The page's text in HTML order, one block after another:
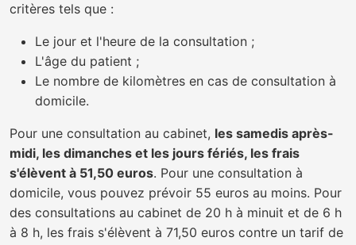
critères tels que :
Le jour et l'heure de la consultation ;
L'âge du patient ;
Le nombre de kilomètres en cas de consultation à
domicile.
Pour une consultation au cabinet, les samedis après-
midi, les dimanches et les jours fériés, les frais
s'élèvent à 51,50 euros. Pour une consultation à
domicile, vous pouvez prévoir 55 euros au moins. Pour
des consultations au cabinet de 20 h à minuit et de 6 h
à 8 h, les frais s'élèvent à 71,50 euros contre un tarif de